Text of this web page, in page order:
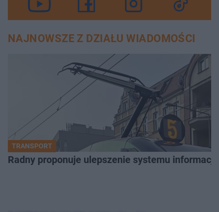
NAJNOWSZE Z DZIAŁU WIADOMOŚCI
TRANSPORT
Radny proponuje ulepszenie systemu